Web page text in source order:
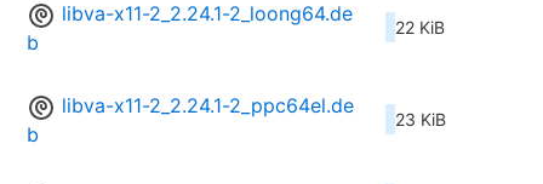
libva-x11-2_2.24.1-2_loong64.de
b
22 KiB
libva-x11-2_2.24.1-2_ppc64el.de
b
23 KiB